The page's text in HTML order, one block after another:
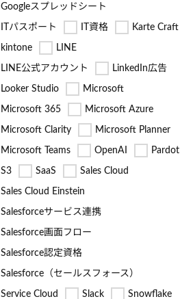
Googleスプレッドシート
ITパスポート IT資格 Karte Craft
kintone LINE
LINE公式アカウント LinkedIn広告
Looker Studio Microsoft
Microsoft 365 Microsoft Azure
Microsoft Clarity Microsoft Planner
Microsoft Teams OpenAI Pardot
S3 SaaS Sales Cloud
Sales Cloud Einstein
Salesforceサービス連携
Salesforce画面フロー
Salesforce認定資格
Salesforce（セールスフォース）
Service Cloud Slack Snowflake